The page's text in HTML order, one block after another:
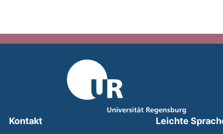
Kontakt
Leichte